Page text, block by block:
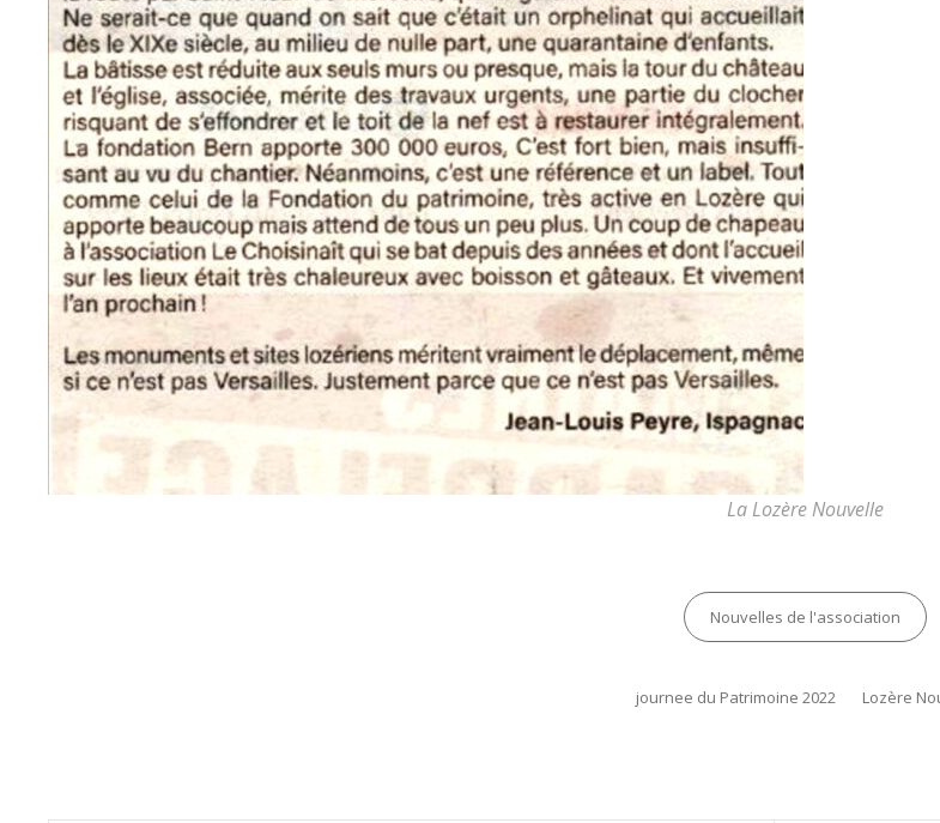
La Lozère Nouvelle
Categories
Nouvelles de l'association
Tags,
journee du Patrimoine 2022 Lozère